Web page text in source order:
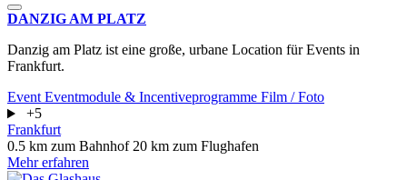
DANZIG AM PLATZ
Danzig am Platz ist eine große, urbane Location für Events in
Frankfurt.
Event Eventmodule & Incentiveprogramme Film / Foto
+5
Frankfurt
0.5 km zum Bahnhof 20 km zum Flughafen
Mehr erfahren